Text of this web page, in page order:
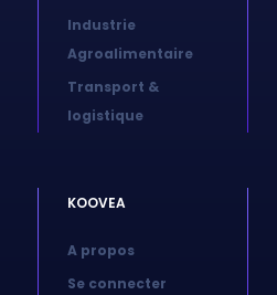
Industrie
Agroalimentaire
Transport &
logistique
KOOVEA
A propos
Se connecter